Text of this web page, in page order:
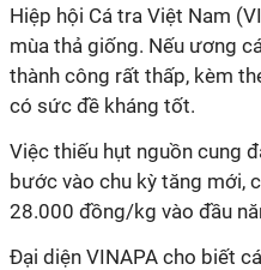
Hiệp hội Cá tra Việt Nam
mùa thả giống. Nếu ương
thành công rất thấp, kèm
có sức đề kháng tốt.
Việc thiếu hụt nguồn cung
bước vào chu kỳ tăng mới,
28.000 đồng/kg vào đầu
Đại diện VINAPA cho biết